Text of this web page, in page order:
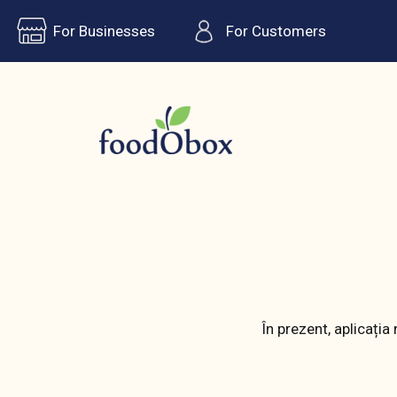
For Businesses For Customers
În prezent,